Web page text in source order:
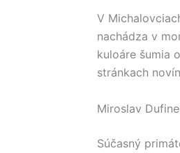
V
nachádza v
kuloáre šumia
stránkach
Miroslav
Súčasný